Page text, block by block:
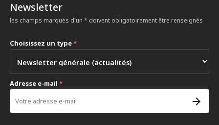
Newsletter
les champs marqués d'un * doivent obligatoirement être renseignés
Choisissez un type*
Adresse e-mail *